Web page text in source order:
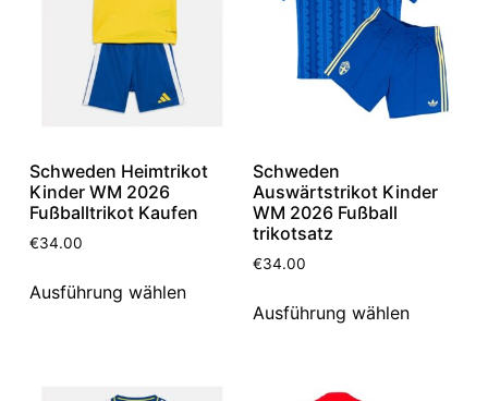
Schweden Heimtrikot
Kinder WM 2026
Fußballtrikot Kaufen
€34.00
Ausführung wählen
Schweden
Auswärtstrikot Kinder
WM 2026 Fußball
trikotsatz
€34.00
Ausführung wählen